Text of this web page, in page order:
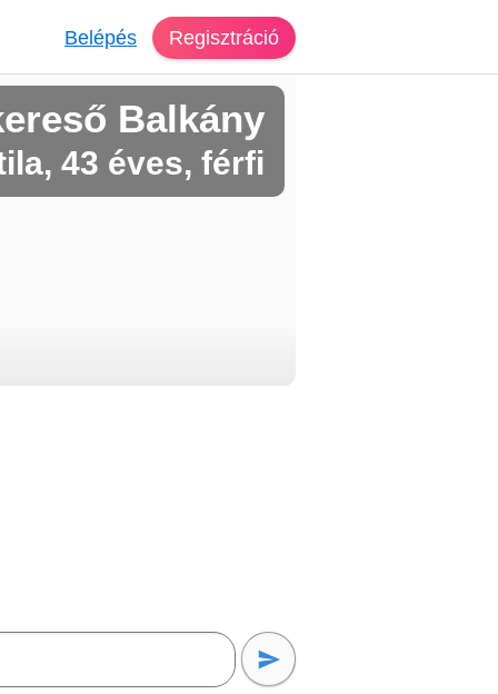
Belépés Regisztráció
Balkány
43 éves, férfi